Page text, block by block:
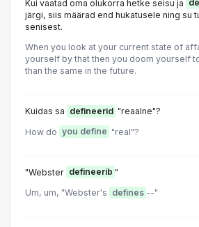
Kui vaatad oma olukorra hetke seisu ja
järgi, siis määrad end hukatusele ning su
senisest.
When you look at your current state of
yourself by that then you doom yourself
than the same in the future.
Kuidas sa defineerid "reaalne"?
How do you define "real"?
"Webster defineerib "
Um, um, "Webster's defines --"